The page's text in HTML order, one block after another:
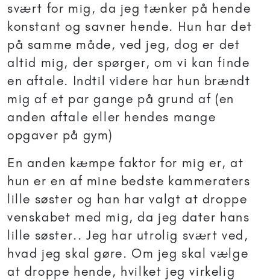
svært for mig, da jeg tænker på hende
konstant og savner hende. Hun har det
på samme måde, ved jeg, dog er det
altid mig, der spørger, om vi kan finde
en aftale. Indtil videre har hun brændt
mig af et par gange på grund af (en
anden aftale eller hendes mange
opgaver på gym)
En anden kæmpe faktor for mig er, at
hun er en af mine bedste kammeraters
lille søster og han har valgt at droppe
venskabet med mig, da jeg dater hans
lille søster.. Jeg har utrolig svært ved,
hvad jeg skal gøre. Om jeg skal vælge
at droppe hende, hvilket jeg virkelig